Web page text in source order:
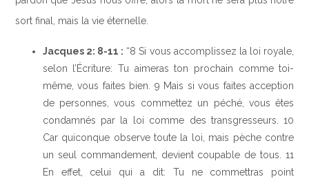
sort final, mais la vie éternelle.
Jacques 2: 8-11 : “8 Si vous accomplissez la loi royale,
selon l’Écriture: Tu aimeras ton prochain comme toi-
même, vous faites bien. 9 Mais si vous faites acception
de personnes, vous commettez un péché, vous êtes
condamnés par la loi comme des transgresseurs. 10
Car quiconque observe toute la loi, mais pèche contre
un seul commandement, devient coupable de tous. 11
En effet, celui qui a dit: Tu ne commettras point